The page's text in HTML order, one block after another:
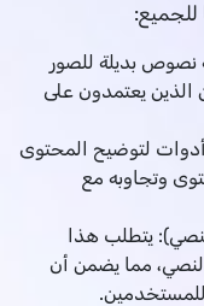
نصوص بديلة للصور
يعتمدون على
لتوضيح المحتوى
وتجاوبه مع
غير النصي): يتطلب هذا
مما يضمن أن